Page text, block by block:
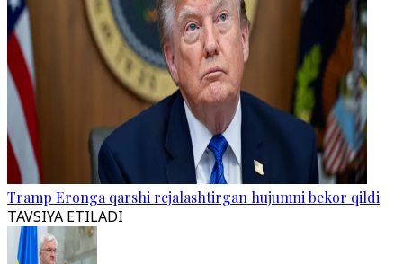
Tramp Eronga qarshi rejalashtirgan hujumni bekor qildi
TAVSIYA ETILADI